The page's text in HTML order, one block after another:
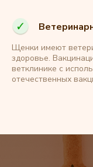
Щенки имеют
здоровье.
ветклинике с
отечественных